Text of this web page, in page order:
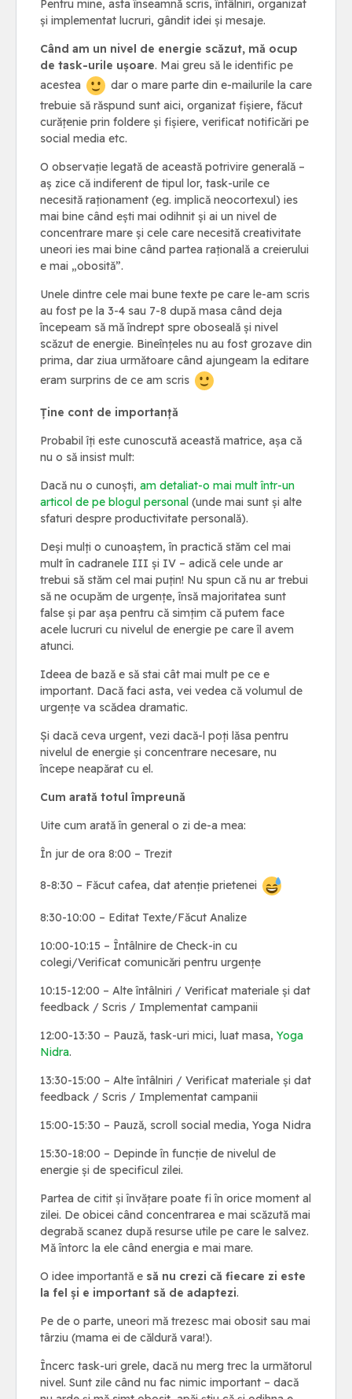
Pentru mine, asta înseamnă scris, întâlniri, organizat
și implementat lucruri, gândit idei și mesaje.
Când am un nivel de energie scăzut, mă ocup
de task-urile ușoare. Mai greu să le identific pe
acestea
dar o mare parte din e-mailurile la care
trebuie să răspund sunt aici, organizat fișiere, făcut
curățenie prin foldere și fișiere, verificat notificări pe
social media etc.
O observație legată de această potrivire generală –
aș zice că indiferent de tipul lor, task-urile ce
necesită raționament (eg. implică neocortexul) ies
mai bine când ești mai odihnit și ai un nivel de
concentrare mare și cele care necesită creativitate
uneori ies mai bine când partea rațională a creierului
e mai „obosită”.
Unele dintre cele mai bune texte pe care le-am scris
au fost pe la 3-4 sau 7-8 după masa când deja
începeam să mă îndrept spre oboseală și nivel
scăzut de energie. Bineînțeles nu au fost grozave din
prima, dar ziua următoare când ajungeam la editare
eram surprins de ce am scris
Ține cont de importanță
Probabil îți este cunoscută această matrice, așa că
nu o să insist mult:
Dacă nu o cunoști, am detaliat-o mai mult într-un
articol de pe blogul personal (unde mai sunt și alte
sfaturi despre productivitate personală).
Deși mulți o cunoaștem, în practică stăm cel mai
mult în cadranele III și IV – adică cele unde ar
trebui să stăm cel mai puțin! Nu spun că nu ar trebui
să ne ocupăm de urgențe, însă majoritatea sunt
false și par așa pentru că simțim că putem face
acele lucruri cu nivelul de energie pe care îl avem
atunci.
Ideea de bază e să stai cât mai mult pe ce e
important. Dacă faci asta, vei vedea că volumul de
urgențe va scădea dramatic.
Și dacă ceva urgent, vezi dacă-l poți lăsa pentru
nivelul de energie și concentrare necesare, nu
începe neapărat cu el.
Cum arată totul împreună
Uite cum arată în general o zi de-a mea:
În jur de ora 8:00 – Trezit
8-8:30 – Făcut cafea, dat atenție prietenei
8:30-10:00 – Editat Texte/Făcut Analize
10:00-10:15 – Întâlnire de Check-in cu
colegi/Verificat comunicări pentru urgențe
10:15-12:00 – Alte întâlniri / Verificat materiale și dat
feedback / Scris / Implementat campanii
12:00-13:30 – Pauză, task-uri mici, luat masa, Yoga
Nidra.
13:30-15:00 – Alte întâlniri / Verificat materiale și dat
feedback / Scris / Implementat campanii
15:00-15:30 – Pauză, scroll social media, Yoga Nidra
15:30-18:00 – Depinde în funcție de nivelul de
energie și de specificul zilei.
Partea de citit și învățare poate fi în orice moment al
zilei. De obicei când concentrarea e mai scăzută mai
degrabă scanez după resurse utile pe care le salvez.
Mă întorc la ele când energia e mai mare.
O idee importantă e să nu crezi că fiecare zi este
la fel și e important să de adaptezi.
Pe de o parte, uneori mă trezesc mai obosit sau mai
târziu (mama ei de căldură vara!).
Încerc task-uri grele, dacă nu merg trec la următorul
nivel. Sunt zile când nu fac nimic important – dacă